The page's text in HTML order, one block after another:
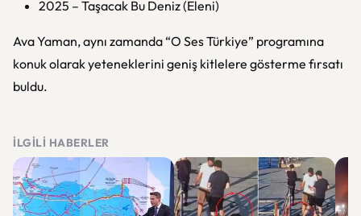
2025 – Taşacak Bu Deniz(Eleni)
Ava Yaman, aynı zamanda “O Ses Türkiye” programına
konuk olarak yeteneklerini geniş kitlelere gösterme fırsatı
buldu.
İLGILI HABERLER